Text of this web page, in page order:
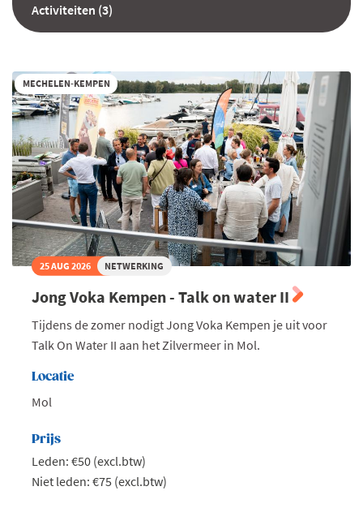
Activiteiten (3)
MECHELEN-KEMPEN
25 AUG 2026 NETWERKING
Jong Voka Kempen - Talk on water II
Tijdens de zomer nodigt Jong Voka Kempen je uit voor
Talk On Water II aan het Zilvermeer in Mol.
Locatie
Mol
Prijs
Leden: €50 (excl.btw)
Niet leden: €75 (excl.btw)